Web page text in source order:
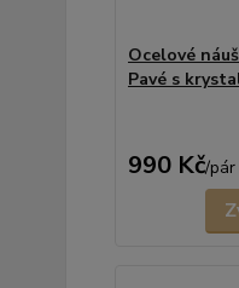
Ocelové
Pavé s
990 Kč/pár